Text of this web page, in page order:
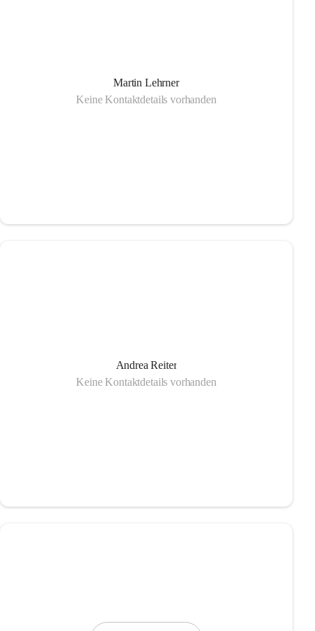
Martin Lehrner
Keine Kontaktdetails vorhanden
Andrea Reiter
Keine Kontaktdetails vorhanden